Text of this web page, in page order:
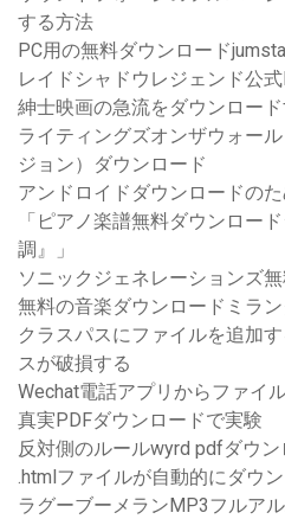
する方法
PC用の無料ダウンロード
レイドシャドウレジェンド公
紳士映画の急流をダウンロード
ライティングズオンザウォー
ジョン）ダウンロード
アンドロイドダウンロードの
「ピアノ楽譜無料ダウンロー
調』」
ソニックジェネレーションズ
無料の音楽ダウンロードミラ
クラスパスにファイルを追加
スが破損する
Wechat電話アプリからファイ
真実PDFダウンロードで実験
反対側のルールwyrd pdfダウン
.htmlファイルが自動的にダウ
ラグーブーメランMP3フルア